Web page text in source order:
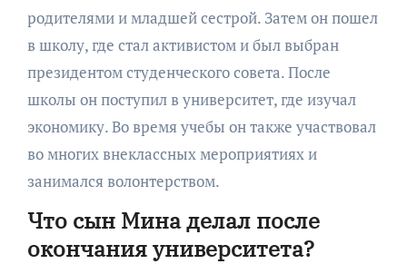
родителями и младшей сестрой. Затем он пошел
в школу, где стал активистом и был выбран
президентом студенческого совета. После
школы он поступил в университет, где изучал
экономику. Во время учебы он также участвовал
во многих внеклассных мероприятиях и
занимался волонтерством.
Что сын Мина делал после
окончания университета?